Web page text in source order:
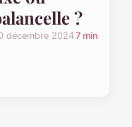
?
décembre 20247 min